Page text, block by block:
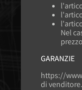
Nel
GARANZIE
https://
di